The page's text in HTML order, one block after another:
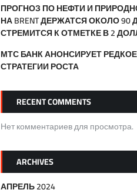
ПРОГНОЗ ПО НЕФТИ И
НА BRENT ДЕРЖАТСЯ ОКОЛО 90
СТРЕМИТСЯ К ОТМЕТКЕ В 2
МТС БАНК АНОНСИРУЕТ РЕДКОЕ
СТРАТЕГИИ РОСТА
RECENT COMMENTS
Нет комментариев для просмотра.
ARCHIVES
АПРЕЛЬ 2024